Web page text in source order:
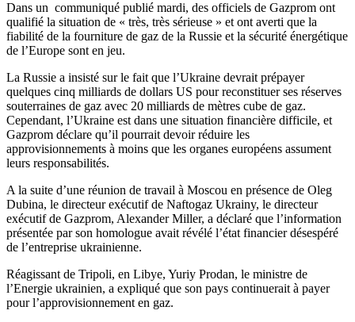
Dans un communiqué publié mardi, des officiels de Gazprom ont
qualifié la situation de « très, très sérieuse » et ont averti que la
fiabilité de la fourniture de gaz de la Russie et la sécurité énergétique
de l’Europe sont en jeu.
La Russie a insisté sur le fait que l’Ukraine devrait prépayer
quelques cinq milliards de dollars US pour reconstituer ses réserves
souterraines de gaz avec 20 milliards de mètres cube de gaz.
Cependant, l’Ukraine est dans une situation financière difficile, et
Gazprom déclare qu’il pourrait devoir réduire les
approvisionnements à moins que les organes européens assument
leurs responsabilités.
A la suite d’une réunion de travail à Moscou en présence de Oleg
Dubina, le directeur exécutif de Naftogaz Ukrainy, le directeur
exécutif de Gazprom, Alexander Miller, a déclaré que l’information
présentée par son homologue avait révélé l’état financier désespéré
de l’entreprise ukrainienne.
Réagissant de Tripoli, en Libye, Yuriy Prodan, le ministre de
l’Energie ukrainien, a expliqué que son pays continuerait à payer
pour l’approvisionnement en gaz.